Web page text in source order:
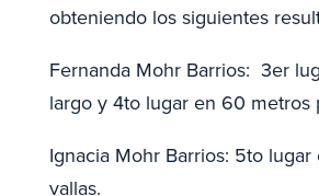
obteniendo los siguientes
Fernanda Mohr Barrios: 3er
largo y 4to lugar en 60 metros
Ignacia Mohr Barrios: 5to
vallas.